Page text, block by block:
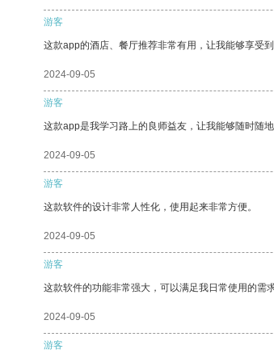
游客
这款app的酒店、餐厅推荐非常有用，让我能够享受到
2024-09-05
游客
这款app是我学习路上的良师益友，让我能够随时随地
2024-09-05
游客
这款软件的设计非常人性化，使用起来非常方便。
2024-09-05
游客
这款软件的功能非常强大，可以满足我日常使用的需求
2024-09-05
游客